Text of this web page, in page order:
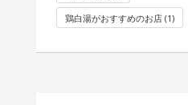
鶏白湯がおすすめのお店 (1)